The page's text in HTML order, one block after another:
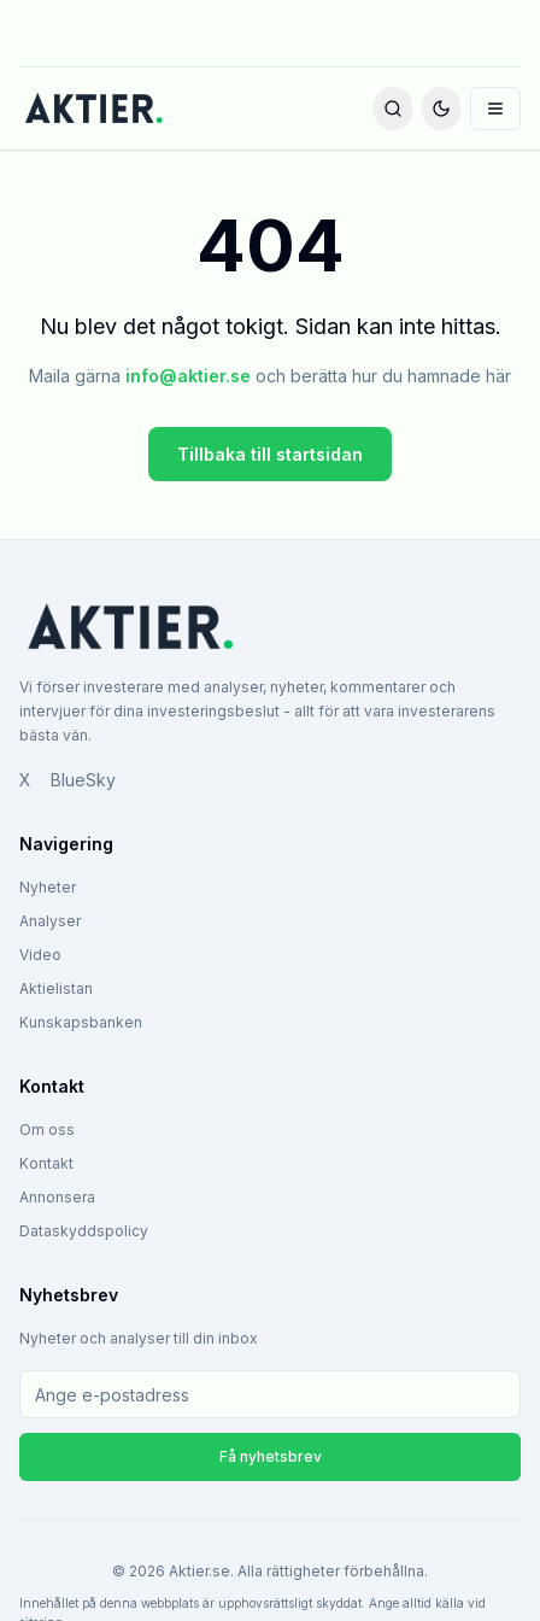
404
Nu blev det något tokigt. Sidan kan inte hittas.
Maila gärna info@aktier.se och berätta hur du hamnade här
Tillbaka till startsidan
Vi förser investerare med analyser, nyheter, kommentarer och
intervjuer för dina investeringsbeslut - allt för att vara investerarens
bästa vän.
X BlueSky
Navigering
Nyheter
Analyser
Video
Aktielistan
Kunskapsbanken
Kontakt
Om oss
Kontakt
Annonsera
Dataskyddspolicy
Nyhetsbrev
Nyheter och analyser till din inbox
Få nyhetsbrev
© 2026 Aktier.se. Alla rättigheter förbehållna.
Innehållet på denna webbplats är upphovsrättsligt skyddat. Ange alltid källa vid